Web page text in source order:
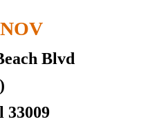
Blvd
33009